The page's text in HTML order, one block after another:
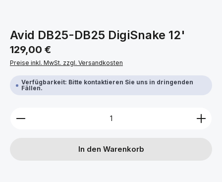
Avid DB25-DB25 DigiSnake 12'
Regulärer Preis:
129,00 €
Preise inkl. MwSt. zzgl. Versandkosten
Verfügbarkeit: Bitte kontaktieren Sie uns in dringenden
Fällen.
Produkt Anzahl: Gib den gewünschten Wert ein
In den Warenkorb